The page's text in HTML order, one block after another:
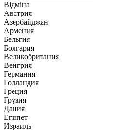
Відміна
Австрия
Азербайджан
Армения
Бельгия
Болгария
Великобритания
Венгрия
Германия
Голландия
Греция
Грузия
Дания
Египет
Израиль